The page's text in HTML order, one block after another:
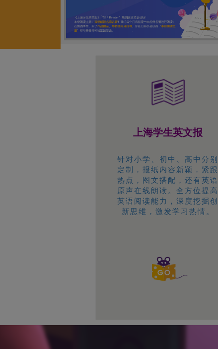
上海学生英文报
针对小学、初中、高中分别
定制，报纸内容新颖，紧跟
热点，图文搭配，还有英语
原声在线朗读。全方位提高
英语阅读能力，深度挖掘创
新思维，激发学习热情。